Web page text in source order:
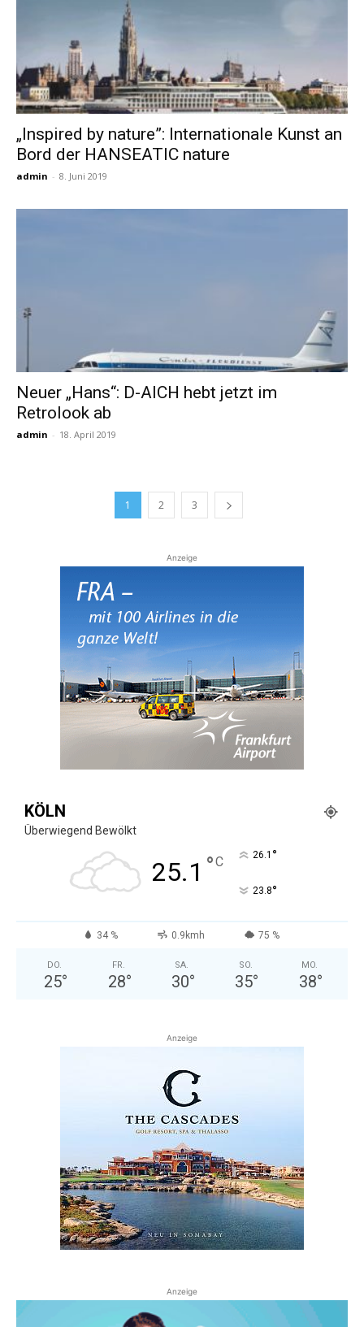
„Inspired by nature”: Internationale Kunst an
Bord der HANSEATIC nature
admin - 8. Juni 2019
Neuer „Hans“: D-AICH hebt jetzt im
Retrolook ab
admin - 18. April 2019
1 2 3
Anzeige
KÖLN
Überwiegend Bewölkt
25.1 °C 26.1 °
23.8°
34 % 0.9kmh 75 %
DO.
25°
FR.
28°
SA.
30°
SO.
35°
MO.
38°
Anzeige
Anzeige